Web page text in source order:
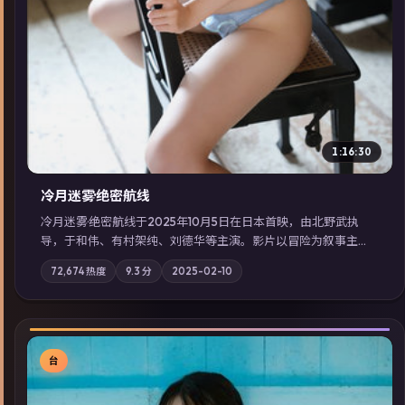
1:16:30
冷月迷雾·绝密航线
冷月迷雾·绝密航线于2025年10月5日在日本首映，由北野武执
导，于和伟、有村架纯、刘德华等主演。影片以冒险为叙事主
轴，记忆碎片重组后，主角发现自己从未活过“真实”的一天；摄
影与配乐强化地域气质；站内亦可通过「国产免费观看高清电视
剧在线看」延展检索同类型高分佳作，畅享高清在线追剧体验。
72,674热度 9.3 分 2025-02-10
台